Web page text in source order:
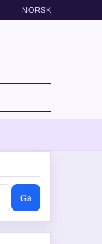
NORSK
Ga